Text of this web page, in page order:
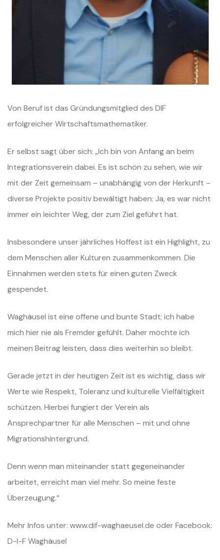
Von Beruf ist das Gründungsmitglied des DIF
erfolgreicher Wirtschaftsmathematiker.
Er selbst sagt über sich: „Ich bin von Anfang an beim
Integrationsverein dabei. Es ist schön zu sehen, wie wir
mit der Zeit gemeinsam – unabhängig von der Herkunft –
diverse Projekte positiv bewältigt haben: Ja, es war nicht
immer ein leichter Weg, der zum Ziel geführt hat.
Insbesondere unser jährliches Hoffest ist ein Highlight, zu
dem Menschen aller Kulturen zusammenkommen. Die
Einnahmen werden stets für einen guten Zweck
gespendet.
Waghäusel ist eine offene und bunte Stadt; ich habe
mich hier nie als Fremder gefühlt. Daher möchte ich
meinen Beitrag leisten, dass dies weiterhin so bleibt.
Gerade jetzt in der heutigen Zeit ist es wichtig, dass wir
Werte wie Respekt, Toleranz und kulturelle Vielfältigkeit
schützen. Hierbei fungiert der Verein als
Ansprechpartner für alle Menschen – mit und ohne
Migrationshintergrund.
Denn wenn man miteinander statt gegeneinander
arbeitet, erreicht man viel mehr. So meine feste
Überzeugung.“
Mehr Infos unter: www.dif-waghaeusel.de oder Facebook:
D-I-F Waghäusel